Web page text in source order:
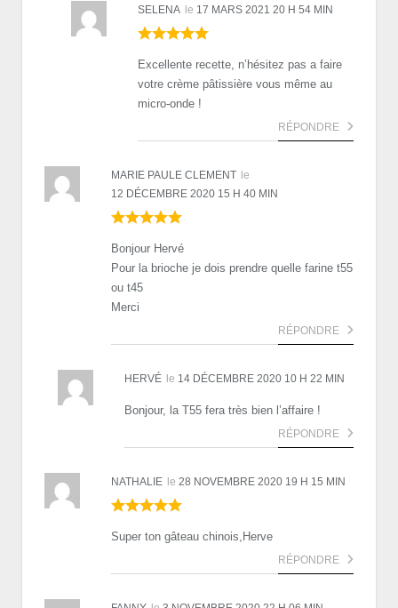
SELENA le 17 MARS 2021 20 H 54 MIN
Excellente recette, n’hésitez pas a faire
votre crème pâtissière vous même au
micro-onde !
RÉPONDRE
MARIE PAULE CLEMENT le
12 DÉCEMBRE 2020 15 H 40 MIN
Bonjour Hervé
Pour la brioche je dois prendre quelle farine t55
ou t45
Merci
RÉPONDRE
HERVÉ le 14 DÉCEMBRE 2020 10 H 22 MIN
Bonjour, la T55 fera très bien l’affaire !
RÉPONDRE
NATHALIE le 28 NOVEMBRE 2020 19 H 15 MIN
Super ton gâteau chinois,Herve
RÉPONDRE